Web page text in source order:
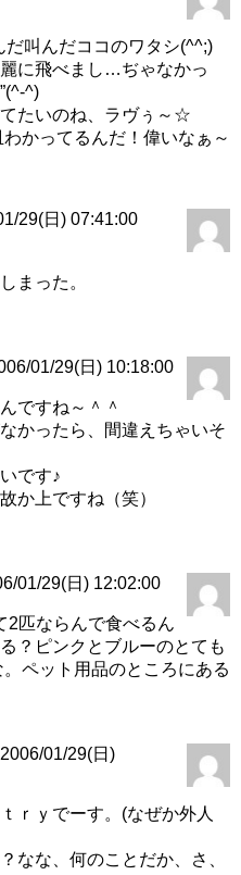
だ叫んだココのワタシ(^^;)
に飛べまし…ぢゃなかっ
^)
たいのね、ラヴぅ～☆
かってるんだ！偉いなぁ～
29(日) 07:41:00
まった。
01/29(日) 10:18:00
ですね～＾＾
かったら、間違えちゃいそ
です♪
か上ですね（笑）
01/29(日) 12:02:00
2匹ならんで食べるん
？ピンクとブルーのとても
ペット用品のところにある
01/29(日)
ｒｙでーす。(なぜか外人
なな、何のことだか、さ、